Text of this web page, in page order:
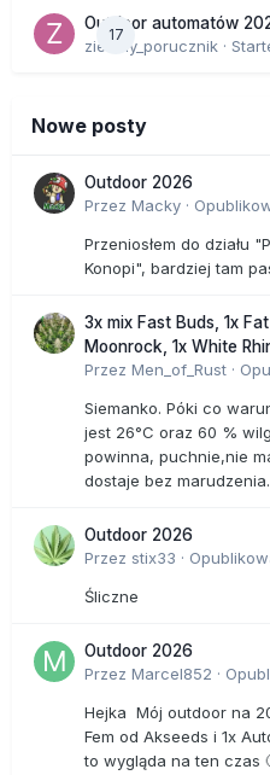
17
Outdoor automatów
zielony_porucznik ·
Nowe posty
Outdoor 2026
Przez Macky ·
Przeniosłem do działu
Konopi", bardziej tam
3x mix Fast Buds, 1x
Moonrock, 1x White
Przez Men_of_Rust ·
Siemanko. Póki co
jest 26°C oraz 60 %
powinna, puchnie,nie
dostaje bez marudzenia.
Outdoor 2026
Przez stix33 ·
Śliczne
Outdoor 2026
Przez Marcel852 ·
Hejka Mój outdoor na
Fem od Akseeds i 1x
to wygląda na ten czas